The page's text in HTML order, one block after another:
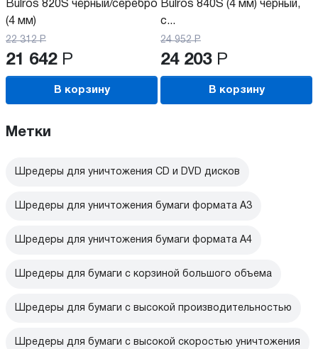
Bulros 820S чёрный/серебро
(4 мм)
22 312 Р
21 642 Р
В корзину
Bulros 840S (4 мм) чёрный,
с...
24 952 Р
24 203 Р
В корзину
Метки
Шредеры для уничтожения CD и DVD дисков
Шредеры для уничтожения бумаги формата А3
Шредеры для уничтожения бумаги формата А4
Шредеры для бумаги с корзиной большого объема
Шредеры для бумаги с высокой производительностью
Шредеры для бумаги с высокой скоростью уничтожения